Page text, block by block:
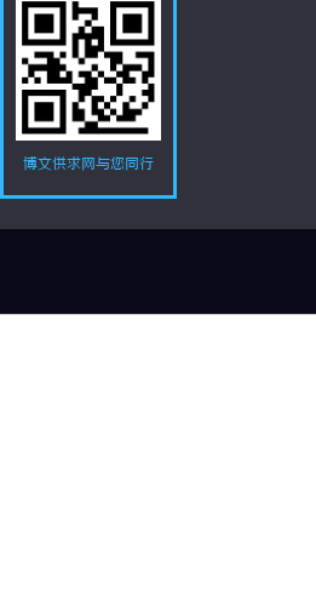
博文供求网与您同行